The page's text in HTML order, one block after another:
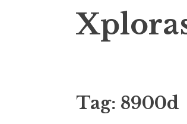
ke
konten
Tag: 8900d